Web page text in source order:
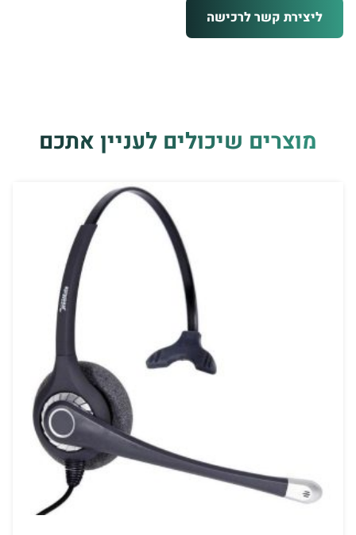
ליצירת קשר לרכישה
מוצרים שיכולים לעניין אתכם